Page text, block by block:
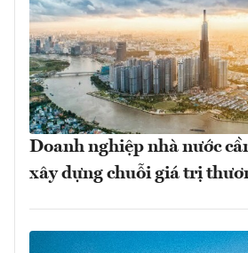
Doanh nghiệp nhà nước
xây dựng chuỗi giá trị